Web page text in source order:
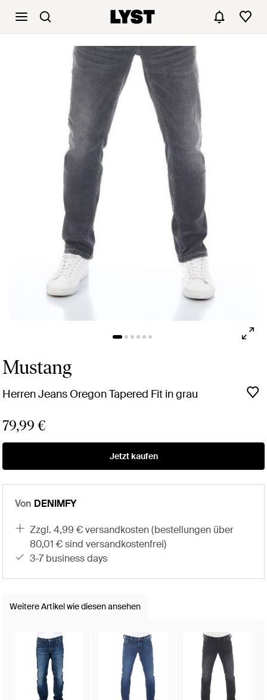
Mustang
Herren Jeans Oregon Tapered Fit in grau
79,99 €
Jetzt kaufen
Von DENIMFY
zzgl. 4,99 € versandkosten (bestellungen über
80,01 € sind versandkostenfrei)
3-7 business days
Weitere Artikel wie diesen ansehen